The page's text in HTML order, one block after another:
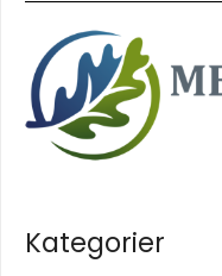
Kategorier